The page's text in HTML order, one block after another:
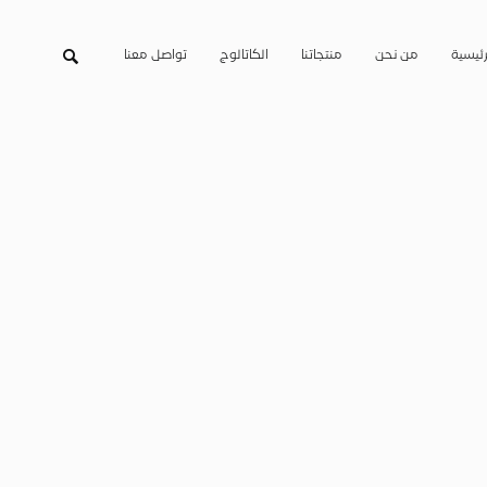
من نحن منتجاتنا الكاتالوج تواصل معنا